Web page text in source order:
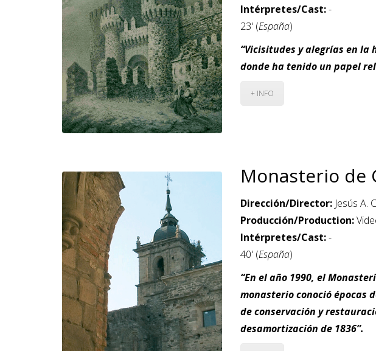
Intérpretes/Cast:-
23' (España)
“Vicisitudes y alegrías en
donde ha tenido un papel
+ INFO
Monasterio de
Dirección/Director:Jesús A.
Producción/Production:
Intérpretes/Cast:-
40' (España)
“En el año 1990, el
monasterio conoció épocas
de conservación y
desamortización de 1836”.